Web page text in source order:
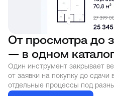
От просмотра до
— в одном
Один инструмент закрывает
от заявки на покупку до сдачи
отдельные процессы под